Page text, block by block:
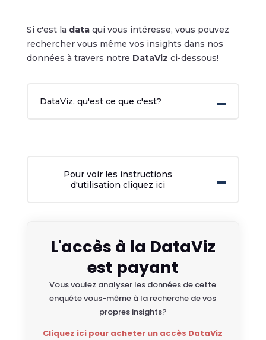
Si c'est la dataqui vous intéresse, vous pouvez
rechercher vous même vos insights dans nos
données à travers notre DataViz ci-dessous!
DataViz, qu'est ce que c'est?
Pour voir les instructions
d'utilisation cliquez ici
L'accès à la DataViz
est payant
Vous voulez analyser les données de cette
enquête vous-même à la recherche de vos
propres insights?
Cliquez ici pour acheter un accès DataViz